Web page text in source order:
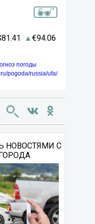
81.41 94.06
погоды
pogoda/russia/ufa/
НОВОСТЯМИ С